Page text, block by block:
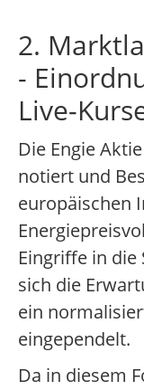
2.
-
Live-
Die Engie
notiert und
europäischen
Eingriffe in die
sich die
ein
eingependelt.
Da in diesem